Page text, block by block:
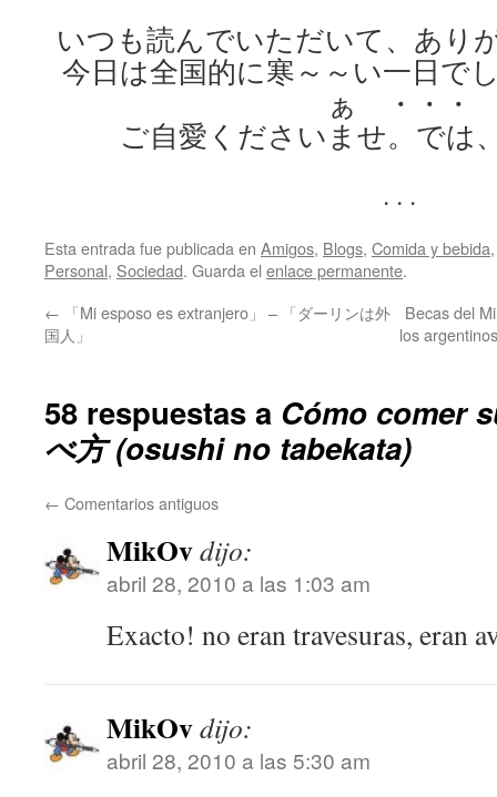
いつも読んでいただいて、あり
今日は全国的に寒～～い一日で
ぁ ・・・
ご自愛くださいませ。で
. . .
Esta entrada fue publicada en Amigos, Blogs, Comida y bebida
Personal, Sociedad. Guarda el enlace permanente.
← 「Mi esposo es extranjero」 – 「ダーリンは外
国人」
Becas del
los
58 respuestas a Cómo comer
べ方 (osushi no tabekata)
← Comentarios antiguos
MikOvdijo:
abril 28, 2010 a las 1:03 am
Exacto! no eran travesuras, eran
MikOvdijo:
abril 28, 2010 a las 5:30 am